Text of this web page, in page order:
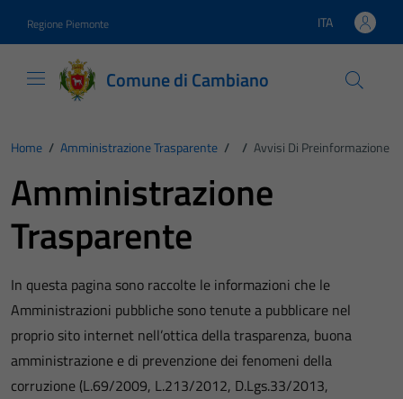
Regione Piemonte Lingua attiva:
ITA
Comune di Cambiano
Home / Amministrazione Trasparente / / Avvisi Di Preinformazione
Amministrazione
Trasparente
In questa pagina sono raccolte le informazioni che le
Amministrazioni pubbliche sono tenute a pubblicare nel
proprio sito internet nell’ottica della trasparenza, buona
amministrazione e di prevenzione dei fenomeni della
corruzione (L.69/2009, L.213/2012, D.Lgs.33/2013,